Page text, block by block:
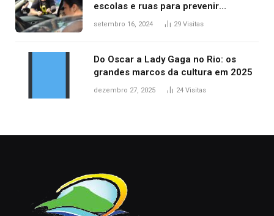
escolas e ruas para prevenir
acidentes no trânsito no AP
setembro 16, 2024 29 Visitas
Do Oscar a Lady Gaga no Rio: os
grandes marcos da cultura em 2025
dezembro 27, 2025 24 Visitas